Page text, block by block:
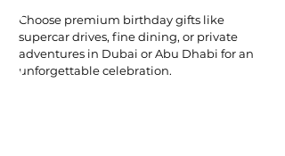
Choose premium birthday gifts like
supercar drives, fine dining, or private
adventures in Dubai or Abu Dhabi for an
unforgettable celebration.